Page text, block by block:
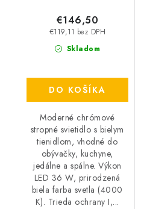
Skladom
€119,11 bez DPH
€146,50
DO KOŠÍKA
Moderné chrómové
stropné svietidlo s bielym
tienidlom, vhodné do
obývačky, kuchyne,
jedálne a spálne. Výkon
LED 36 W, prirodzená
biela farba svetla (4000
K). Trieda ochrany I,...